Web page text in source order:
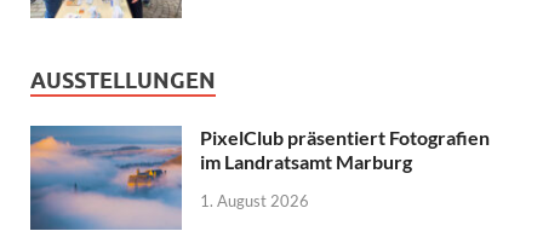
AUSSTELLUNGEN
PixelClub präsentiert Fotografien
im Landratsamt Marburg
1. August 2026